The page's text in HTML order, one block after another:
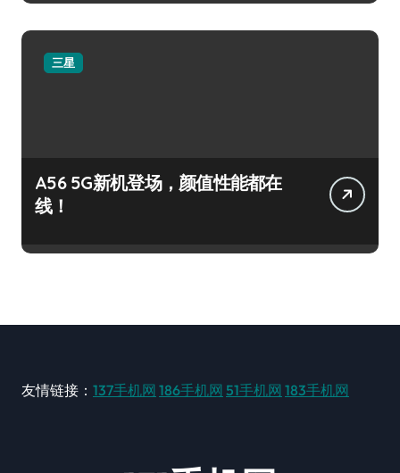
三星
A56 5G新机登场，颜值性能都在
线！
友情链接： 137手机网 186手机网 51手机网 183手机网